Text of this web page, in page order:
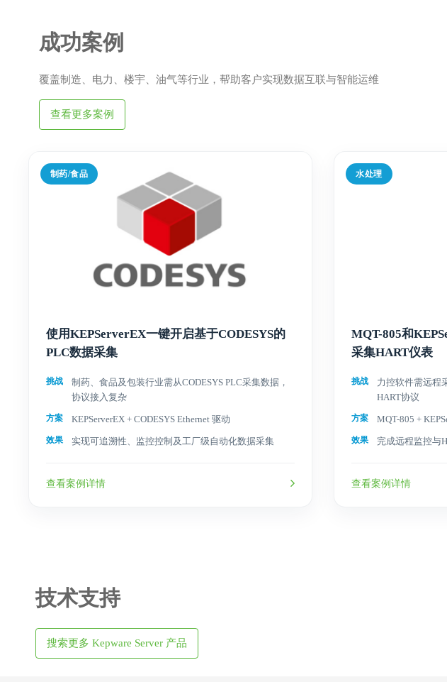
成功案例
覆盖制造、电力、楼宇、油气等行业，帮助客户实现数据互联与智能运维
查看更多案例
制药/食品
使用KEPServerEX一键开启基于CODESYS的
PLC数据采集
挑战
制药、食品及包装行业需从CODESYS PLC采集数据，
协议接入复杂
方案 KEPServerEX + CODESYS Ethernet 驱动
效果 实现可追溯性、监控控制及工厂级自动化数据采集
查看案例详情
水处理
MQT-805和
采集HART仪表
挑战
力控软件需远程
HART协议
方案 MQT-805 +
效果 完成远程监控与
查看案例详情
技术支持
搜索更多 Kepware Server 产品